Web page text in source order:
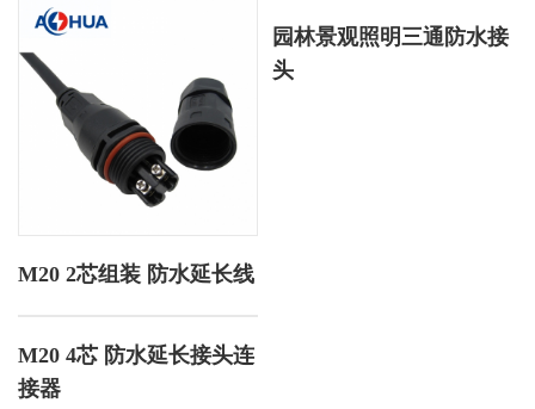
M20 2芯组装 防水延长线
园林景观照明三通防水接
头
M20 4芯 防水延长接头连
接器